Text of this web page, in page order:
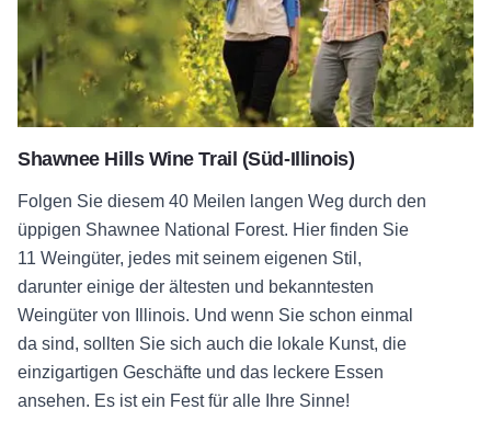
Shawnee Hills Wine Trail (Süd-Illinois)
Folgen Sie diesem 40 Meilen langen Weg durch den
üppigen Shawnee National Forest. Hier finden Sie
11 Weingüter, jedes mit seinem eigenen Stil,
darunter einige der ältesten und bekanntesten
Weingüter von Illinois. Und wenn Sie schon einmal
da sind, sollten Sie sich auch die lokale Kunst, die
einzigartigen Geschäfte und das leckere Essen
ansehen. Es ist ein Fest für alle Ihre Sinne!